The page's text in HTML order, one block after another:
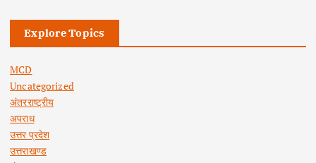
Explore Topics
MCD
Uncategorized
अंतरराष्ट्रीय
अपराध
उत्तर प्रदेश
उत्तराखण्ड